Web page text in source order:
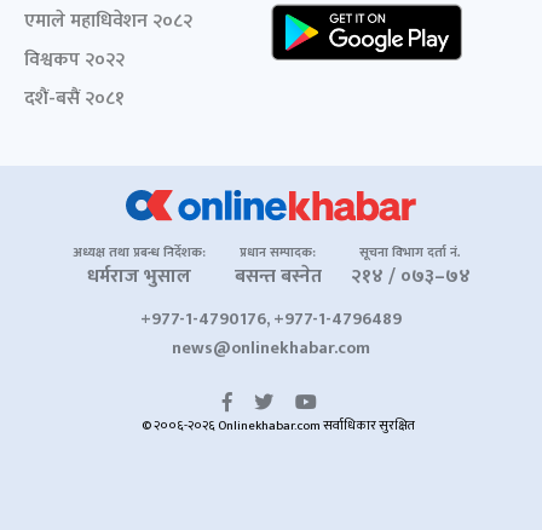
एमाले महाधिवेशन २०८२
विश्वकप २०२२
दशैं-बसैं २०८१
अध्यक्ष तथा प्रबन्ध निर्देशक:
धर्मराज भुसाल
प्रधान सम्पादक:
बसन्त बस्नेत
सूचना विभाग दर्ता नं.
२१४ / ०७३–७४
+977-1-4790176, +977-1-4796489
news@onlinekhabar.com
© २००६-२०२६ Onlinekhabar.com सर्वाधिकार सुरक्षित